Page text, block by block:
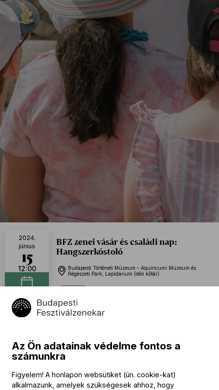
BFZ zenei vásár és családi nap:
Hangszerkóstoló
Budapesti Történeti Múzeum – Aquincumi Múzeum és
Régészeti Park, Lapidarium (déli kőtár)
2024.
június
15
12:00
Ács Ákos – klarinét
Herboly László – ütőhangszerek
Az Ön adatainak védelme fontos a
számunkra
Figyelem! A honlapon websütiket (ún. cookie-kat)
alkalmazunk, amelyek szükségesek ahhoz, hogy